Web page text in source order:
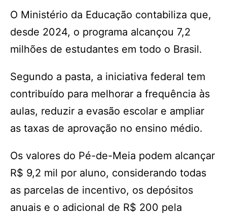
O Ministério da Educação contabiliza que,
desde 2024, o programa alcançou 7,2
milhões de estudantes em todo o Brasil.
Segundo a pasta, a iniciativa federal tem
contribuído para melhorar a frequência às
aulas, reduzir a evasão escolar e ampliar
as taxas de aprovação no ensino médio.
Os valores do Pé-de-Meia podem alcançar
R$ 9,2 mil por aluno, considerando todas
as parcelas de incentivo, os depósitos
anuais e o adicional de R$ 200 pela